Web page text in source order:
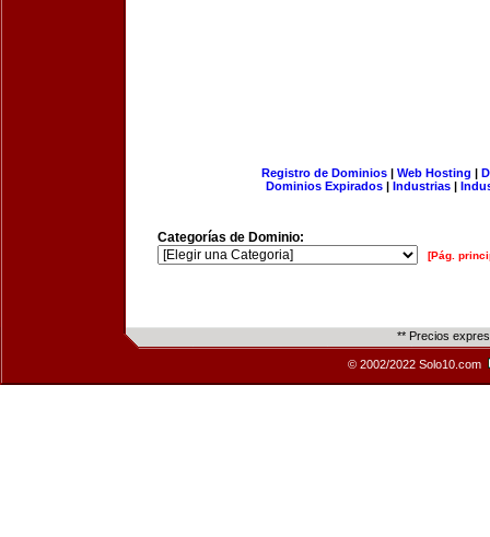
Registro de Dominios| Web Hosting |
Dominios Expirados | Industrias |
Categorías de Dominio:
[Pág.
** Precios
© 2002/2022 Solo10.com